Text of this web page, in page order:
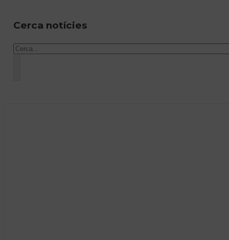
Cerca notícies
Cercar